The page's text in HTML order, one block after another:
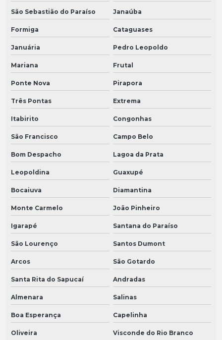
São Sebastião do Paraíso Janaúba
Formiga Cataguases
Januária Pedro Leopoldo
Mariana Frutal
Ponte Nova Pirapora
Três Pontas Extrema
Itabirito Congonhas
São Francisco Campo Belo
Bom Despacho Lagoa da Prata
Leopoldina Guaxupé
Bocaiuva Diamantina
Monte Carmelo João Pinheiro
Igarapé Santana do Paraíso
São Lourenço Santos Dumont
Arcos São Gotardo
Santa Rita do Sapucaí Andradas
Almenara Salinas
Boa Esperança Capelinha
Oliveira Visconde do Rio Branco